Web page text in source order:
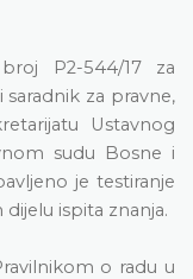
P2-544/17 za
za pravne,
Ustavnog
sudu Bosne i
je testiranje
ispita znanja.
o radu u